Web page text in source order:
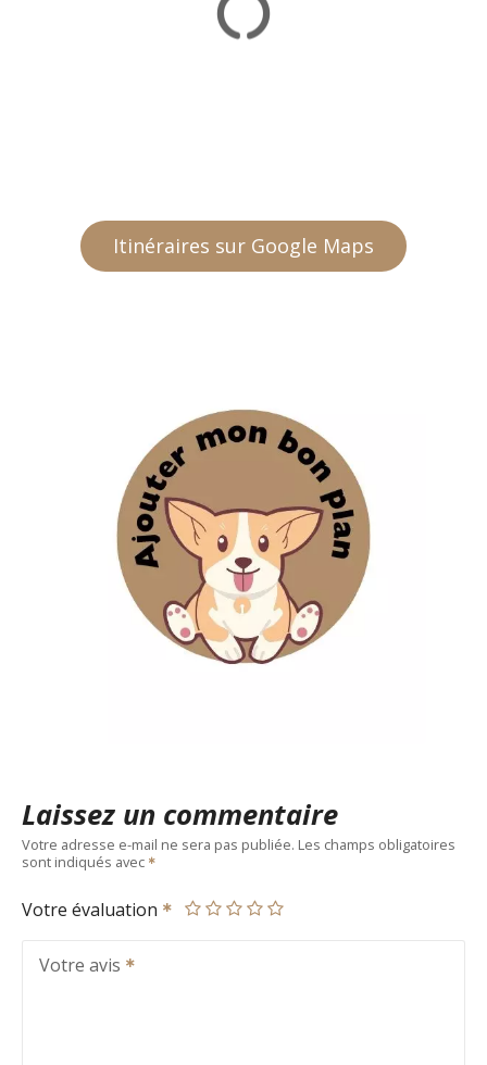
Itinéraires sur Google Maps
Laissez un commentaire
Votre adresse e-mail ne sera pas publiée. Les champs obligatoires
sont indiqués avec
Votre évaluation
Votre avis